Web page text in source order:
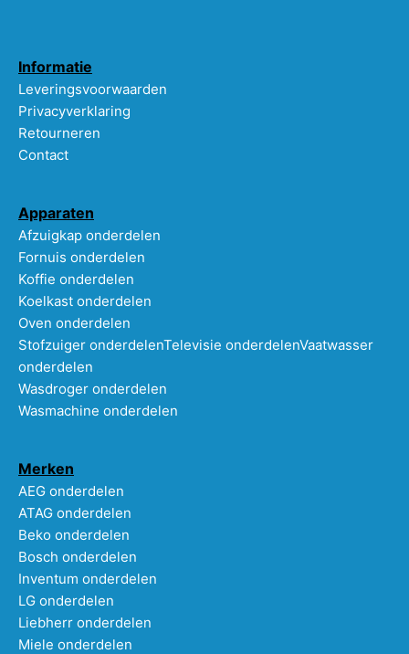
Informatie
Leveringsvoorwaarden
Privacyverklaring
Retourneren
Contact
Apparaten
Afzuigkap onderdelen
Fornuis onderdelen
Koffie onderdelen
Koelkast onderdelen
Oven onderdelen
Stofzuiger onderdelenTelevisie onderdelenVaatwasser
onderdelen
Wasdroger onderdelen
Wasmachine onderdelen
Merken
AEG onderdelen
ATAG onderdelen
Beko onderdelen
Bosch onderdelen
Inventum onderdelen
LG onderdelen
Liebherr onderdelen
Miele onderdelen